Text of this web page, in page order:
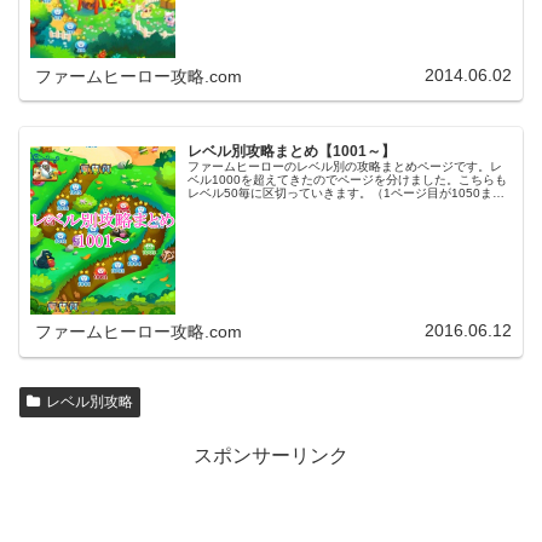
ファームヒーロー攻略.com 2014.06.02
レベル別攻略まとめ【1001～】
ファームヒーローのレベル別の攻略まとめページです。レ
ベル1000を超えてきたのでページを分けました。こちらも
レベル50毎に区切っていきます。（1ページ目が1050ま
ファームヒーロー攻略.com 2016.06.12
レベル別攻略
スポンサーリンク